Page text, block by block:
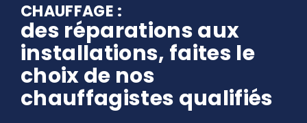
CHAUFFAGE :
des réparations aux
installations, faites le
choix de nos
chauffagistes qualifiés